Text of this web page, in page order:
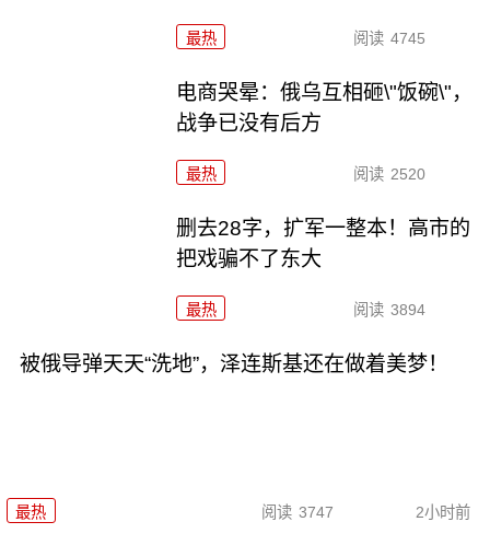
最热 阅读 4745
电商哭晕：俄乌互相砸\"饭碗\"，
战争已没有后方
最热 阅读 2520
删去28字，扩军一整本！高市的
把戏骗不了东大
最热 阅读 3894
被俄导弹天天“洗地”，泽连斯基还在做着美梦！
最热 阅读 3747 2小时前